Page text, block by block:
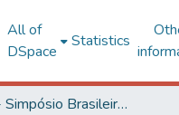
All of
DSpace
Statistics
SBQP - Simpósio Brasileiro de Qualidade do Projeto no Ambiente Construído